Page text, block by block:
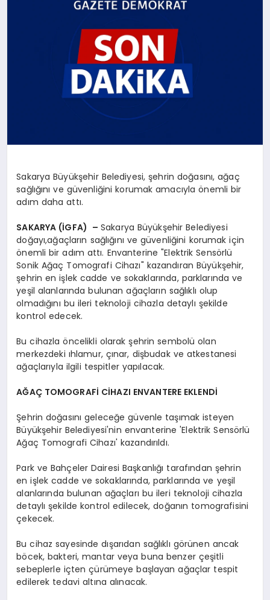
Sakarya Büyükşehir Belediyesi, şehrin doğasını, ağaç
sağlığını ve güvenliğini korumak amacıyla önemli bir
adım daha attı.
SAKARYA (İGFA) – Sakarya Büyükşehir Belediyesi
doğayı,ağaçların sağlığını ve güvenliğini korumak için
önemli bir adım attı. Envanterine "Elektrik Sensörlü
Sonik Ağaç Tomografi Cihazı" kazandıran Büyükşehir,
şehrin en işlek cadde ve sokaklarında, parklarında ve
yeşil alanlarında bulunan ağaçların sağlıklı olup
olmadığını bu ileri teknoloji cihazla detaylı şekilde
kontrol edecek.
Bu cihazla öncelikli olarak şehrin sembolü olan
merkezdeki ıhlamur, çınar, dişbudak ve atkestanesi
ağaçlarıyla ilgili tespitler yapılacak.
AĞAÇ TOMOGRAFİ CİHAZI ENVANTERE EKLENDİ
Şehrin doğasını geleceğe güvenle taşımak isteyen
Büyükşehir Belediyesi'nin envanterine 'Elektrik Sensörlü
Ağaç Tomografi Cihazı' kazandırıldı.
Park ve Bahçeler Dairesi Başkanlığı tarafından şehrin
en işlek cadde ve sokaklarında, parklarında ve yeşil
alanlarında bulunan ağaçları bu ileri teknoloji cihazla
detaylı şekilde kontrol edilecek, doğanın tomografisini
çekecek.
Bu cihaz sayesinde dışarıdan sağlıklı görünen ancak
böcek, bakteri, mantar veya buna benzer çeşitli
sebeplerle içten çürümeye başlayan ağaçlar tespit
edilerek tedavi altına alınacak.